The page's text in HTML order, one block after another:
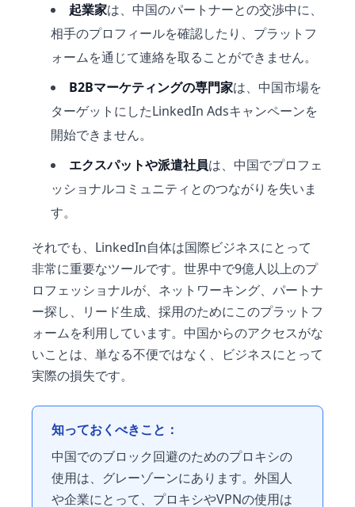
起業家は、中国のパートナーとの交渉中に、
相手のプロフィールを確認したり、プラットフ
ォームを通じて連絡を取ることができません。
B2Bマーケティングの専門家は、中国市場を
ターゲットにしたLinkedIn Adsキャンペーンを
開始できません。
エクスパットや派遣社員は、中国でプロフェ
ッショナルコミュニティとのつながりを失いま
す。
それでも、LinkedIn自体は国際ビジネスにとって
非常に重要なツールです。世界中で9億人以上のプ
ロフェッショナルが、ネットワーキング、パートナ
ー探し、リード生成、採用のためにこのプラットフ
ォームを利用しています。中国からのアクセスがな
いことは、単なる不便ではなく、ビジネスにとって
実際の損失です。
知っておくべきこと：
中国でのブロック回避のためのプロキシの
使用は、グレーゾーンにあります。外国人
や企業にとって、プロキシやVPNの使用は